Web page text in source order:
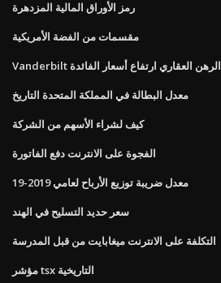
رمز الأوراق المالية المزدهرة
مقسمات من الفضة الأمريكية
Vanderbilt الرهن العقاري ارتفاع أسعار الفائدة
معدل البطالة في المملكة المتحدة التاريخ
كيف لشراء الأسهم من الشركة
الفجوة على الانترنت دفع الفاتورة
معدل ضريبة توزيع الأرباح لعامي 2019-19
سعر حديد التسليح في الهند
التكلفة على الانترنت ميغابايت من قبل المدرسة
مؤشر tsx التاريخية